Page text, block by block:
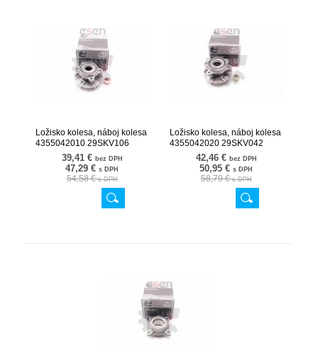
Ložisko kolesa, náboj kolesa
4355042010 29SKV106
39,41 € bez DPH
47,29 € s DPH
54,58 €s DPH
Ložisko kolesa, náboj kolesa
4355042020 29SKV042
42,46 € bez DPH
50,95 € s DPH
58,79 €s DPH